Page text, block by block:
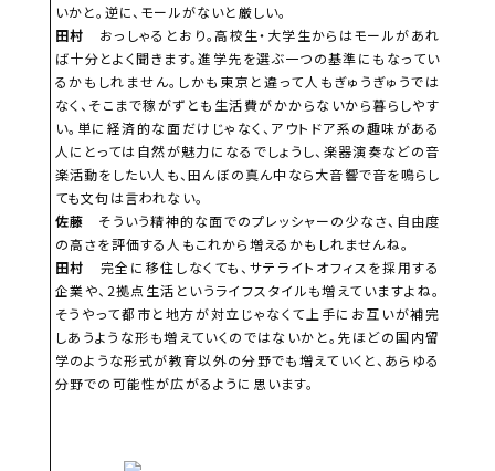
いかと。逆に、モールがないと厳しい。
田村 おっしゃるとおり。高校生・大学生からはモールがあれ
ば十分とよく聞きます。進学先を選ぶ一つの基準にもなってい
るかもしれません。しかも東京と違って人もぎゅうぎゅうでは
なく、そこまで稼がずとも生活費がかからないから暮らしやす
い。単に経済的な面だけじゃなく、アウトドア系の趣味がある
人にとっては自然が魅力になるでしょうし、楽器演奏などの音
楽活動をしたい人も、田んぼの真ん中なら大音響で音を鳴らし
ても文句は言われない。
佐藤 そういう精神的な面でのプレッシャーの少なさ、自由度
の高さを評価する人もこれから増えるかもしれませんね。
田村
完全に移住しなくても、サテライトオフィスを採用する
企業や、2拠点生活というライフスタイルも増えていますよね。
そうやって都市と地方が対立じゃなくて上手にお互いが補完
しあうような形も増えていくのではないかと。先ほどの国内留
学のような形式が教育以外の分野でも増えていくと、あらゆる
分野での可能性が広がるように思います。